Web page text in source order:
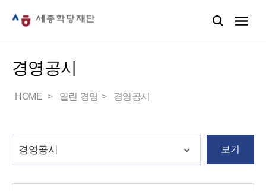
경영공시
HOME 열린 경영 경영공시
보기